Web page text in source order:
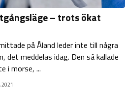
– trots ökat
på Åland leder inte till några
det meddelas idag. Den så kallade
i morse, ...
2021